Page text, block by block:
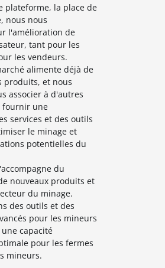
plateforme, la place de
nous nous
l'amélioration de
tant pour les
les vendeurs.
alimente déjà de
produits, et nous
associer à d'autres
fournir une
services et des outils
le minage et
potentielles du
du
nouveaux produits et
du minage.
des outils et des
pour les mineurs
capacité
pour les fermes
mineurs.